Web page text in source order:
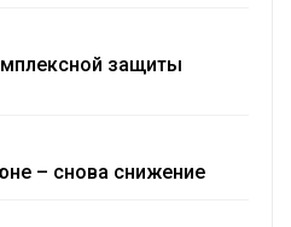
защиты
– снова снижение